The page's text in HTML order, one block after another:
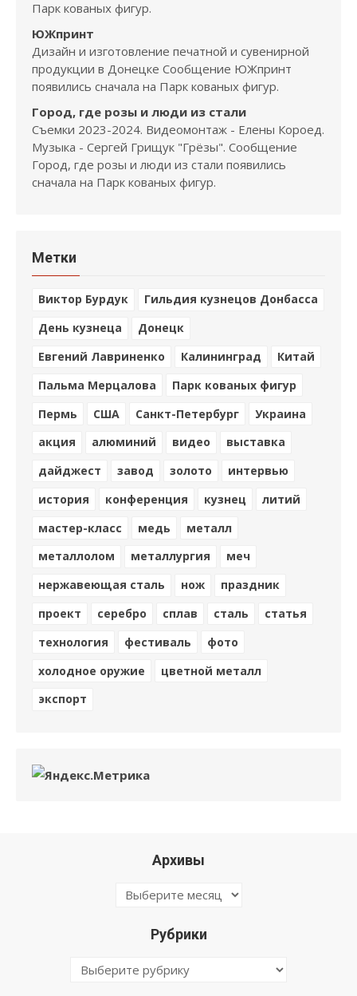
Парк кованых фигур.
ЮЖпринт
Дизайн и изготовление печатной и сувенирной
продукции в Донецке Сообщение ЮЖпринт
появились сначала на Парк кованых фигур.
Город, где розы и люди из стали
Съемки 2023-2024. Видеомонтаж - Елены Короед.
Музыка - Сергей Грищук "Грёзы". Сообщение
Город, где розы и люди из стали появились
сначала на Парк кованых фигур.
Метки
Виктор Бурдук
Гильдия кузнецов Донбасса
День кузнеца
Донецк
Евгений Лавриненко
Калининград
Китай
Пальма Мерцалова
Парк кованых фигур
Пермь
США Санкт-Петербург
Украина
акция
алюминий видео
выставка
дайджест
завод золото
интервью
история
конференция кузнец
литий
мастер-класс
медь
металл
металлолом
металлургия
меч
нержавеющая сталь
нож
праздник
проект
серебро сплав сталь
статья
технология
фестиваль
фото
холодное оружие
цветной металл
экспорт
Архивы
Архивы
Рубрики
Рубрики